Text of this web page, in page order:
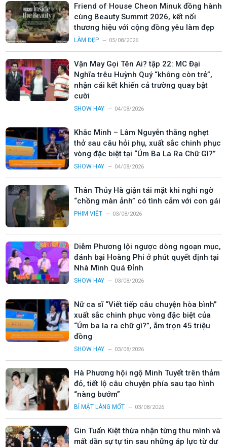
Friend of House Cheon Minuk đồng hành
cùng Beauty Summit 2026, kết nối
thương hiệu với cộng đồng yêu làm đẹp
LÀM ĐẸP 05/08/2026
Vận May Gọi Tên Ai? tập 22: MC Đại
Nghĩa trêu Huỳnh Quý “không còn trẻ”,
nhận cái kết khiến cả trường quay bật
cười
SHOW HAY 04/08/2026
Khắc Minh – Lâm Nguyễn thắng nghẹt
thở sau câu hỏi phụ, xuất sắc chinh phục
vòng đặc biệt tại “Úm Ba La Ra Chữ Gì?”
SHOW HAY 04/08/2026
Thân Thúy Hà giận tái mặt khi nghi ngờ
“chồng màn ảnh” có tình cảm với con gái
PHIM VIỆT 03/08/2026
Diễm Phương lội ngược dòng ngoạn mục,
đánh bại Hoàng Phi ở phút quyết định tại
Nhà Mình Quá Đỉnh
SHOW HAY 03/08/2026
Nữ ca sĩ “Viết tiếp câu chuyện hòa bình”
xuất sắc chinh phục vòng đặc biệt của
“Úm ba la ra chữ gì?”, ẵm trọn 45 triệu
đồng
SHOW HAY 03/08/2026
Hà Phương hội ngộ Minh Tuyết trên thảm
đỏ, tiết lộ câu chuyện phía sau tạo hình
“nàng bướm”
BÍ MẬT LÀNG MỐT 03/08/2026
Gin Tuấn Kiệt thừa nhận từng thu mình và
mất dần sự tự tin sau những áp lực từ dư